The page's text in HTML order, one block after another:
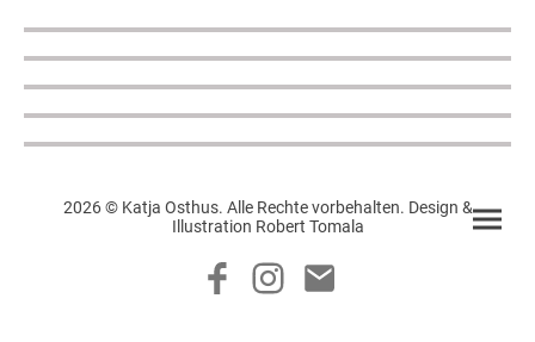
2026 © Katja Osthus. Alle Rechte vorbehalten. Design &
Illustration Robert Tomala